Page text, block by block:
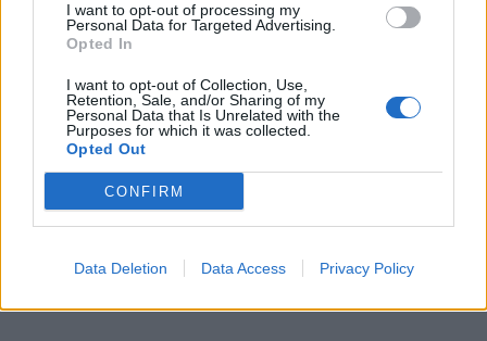
I want to opt-out of processing my
Personal Data for Targeted Advertising.
Opted In
I want to opt-out of Collection, Use,
Retention, Sale, and/or Sharing of my
Personal Data that Is Unrelated with the
Purposes for which it was collected.
Opted Out
CONFIRM
Data Deletion Data Access Privacy Policy